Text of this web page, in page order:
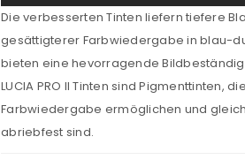
Die verbesserten Tinten liefern tiefere
gesättigterer Farbwiedergabe in blau-
bieten eine hevorragende
LUCIA PRO II Tinten sind Pigmenttinten,
Farbwiedergabe ermöglichen und
abriebfest sind.